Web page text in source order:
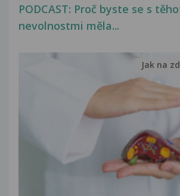
PODCAST: Proč byste se s
nevolnostmi měla...
Jak na